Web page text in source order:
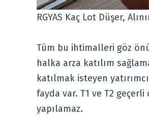
RGYAS Kaç Lot Düşer,
Tüm bu ihtimalleri göz
halka arza katılım
katılmak isteyen
fayda var. T1 ve T2
yapılamaz.